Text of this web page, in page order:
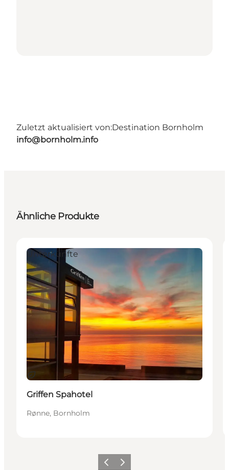
Zuletzt aktualisiert von:Destination Bornholm
info@bornholm.info
Ähnliche Produkte
Nachhaltig
Unterkünfte
Griffen Spahotel
Rønne, Bornholm
ZurückWeiter